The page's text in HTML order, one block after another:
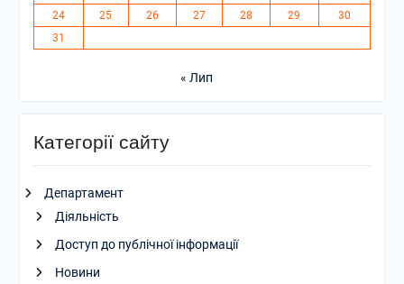
24
25 26 27 28 29
30
31
« Лип
Категорії сайту
Департамент
Діяльність
Доступ до публічної інформації
Новини